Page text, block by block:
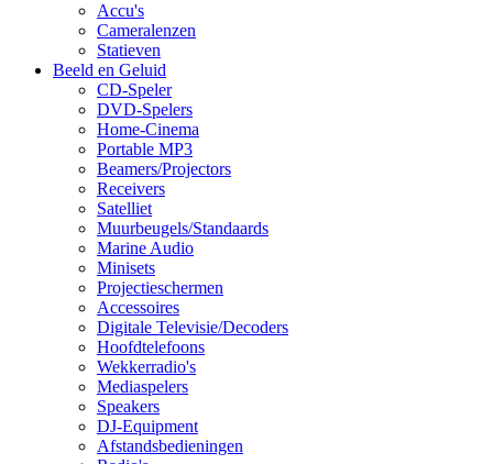
Accu's
Cameralenzen
Statieven
Beeld en Geluid
CD-Speler
DVD-Spelers
Home-Cinema
Portable MP3
Beamers/Projectors
Receivers
Satelliet
Muurbeugels/Standaards
Marine Audio
Minisets
Projectieschermen
Accessoires
Digitale Televisie/Decoders
Hoofdtelefoons
Wekkerradio's
Mediaspelers
Speakers
DJ-Equipment
Afstandsbedieningen